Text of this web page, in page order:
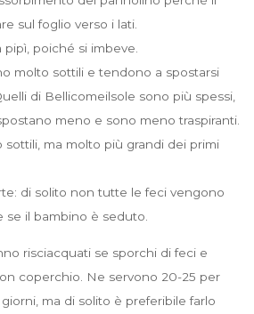
sul foglio verso i lati.
poiché si imbeve.
molto sottili e tendono a spostarsi
di Bellicomeilsole sono più spessi,
meno e sono meno traspiranti.
sottili, ma molto più grandi dei primi
di solito non tutte le feci vengono
se il bambino è seduto.
risciacquati se sporchi di feci e
coperchio. Ne servono 20-25 per
ma di solito è preferibile farlo